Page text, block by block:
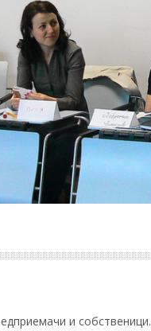
и собственици.